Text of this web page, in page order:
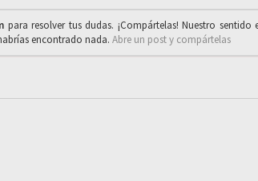
para resolver tus dudas. ¡Compártelas! Nuestro
encontrado nada. Abre un post y compártelas